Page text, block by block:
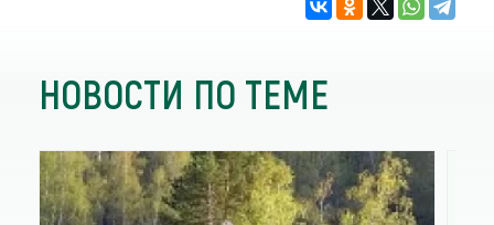
НОВОСТИ ПО ТЕМЕ